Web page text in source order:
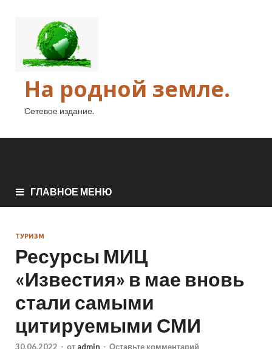
На родной земле.
Сетевое издание.
ГЛАВНОЕ МЕНЮ
ТУРИЗМ
Ресурсы МИЦ
«Известия» в мае вновь
стали самыми
цитируемыми СМИ
30.06.2022 - от admin - Оставьте комментарий